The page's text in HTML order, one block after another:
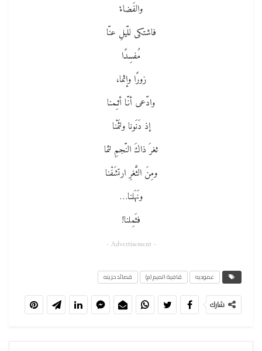
والفَضاءْ
فاشتكى للّيلِ عنّا
مُفسِدًا
زورًا وإثما،
وادّعى أنّا أثـِمنا
إذ دَنَونا ولثَمْنا
ثغرَ ذاكَ النّجمِ لثما
ومِنَ الثَّغرِ ارتشَفْنا
ونَهَلنا…
فثَمِلنا!
- Advertisement -
عموديه قافية الميم (م) قصائد حزينه
شارك